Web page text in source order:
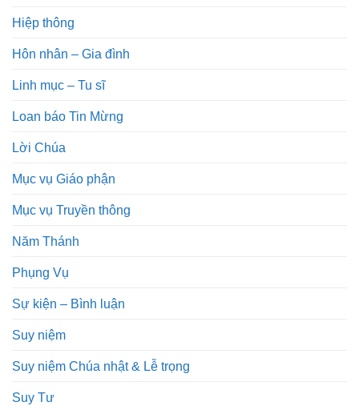
Hiệp thông
Hôn nhân – Gia đình
Linh mục – Tu sĩ
Loan báo Tin Mừng
Lời Chúa
Mục vụ Giáo phận
Mục vụ Truyền thông
Năm Thánh
Phụng Vụ
Sự kiện – Bình luận
Suy niệm
Suy niệm Chúa nhật & Lễ trọng
Suy Tư